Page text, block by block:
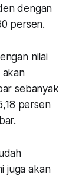
dengan
persen.
nilai
akan
sebanyak
persen
juga akan